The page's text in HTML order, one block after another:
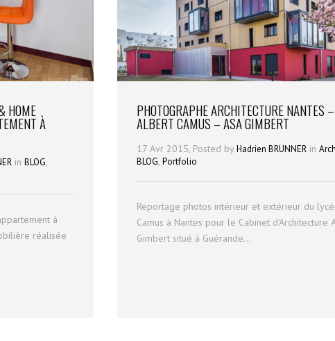
HOME
À
in BLOG,
à
réalisée
PHOTOGRAPHE ARCHITECTURE NANTES
ALBERT CAMUS – ASA GIMBERT
17 Avr 2015, Posted byHadrien BRUNNER in
BLOG,Portfolio
Reportage photos intérieur et extérieur du
Camus à Nantes pour le Cabinet d'Architecture
Gimbert situé à Guérande...